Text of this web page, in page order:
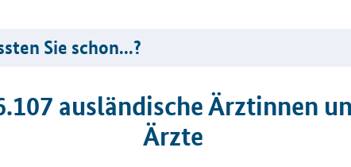
Sie schon...?
ausländische Ärztinnen
Ärzte